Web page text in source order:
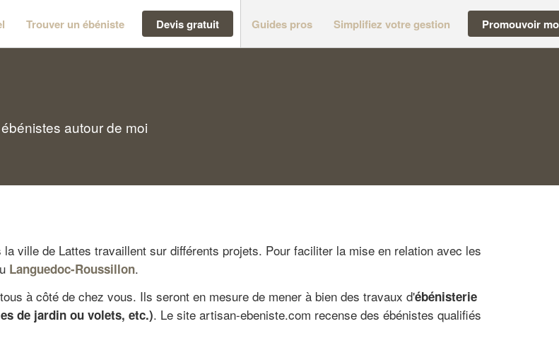
Trouver un ébéniste Devis gratuit Guides pros Simplifiez votre gestion Promouvoir
autour de moi
la ville de Lattes travaillent sur différents projets. Pour faciliter la mise en relation avec les
Languedoc-Roussillon.
à côté de chez vous. Ils seront en mesure de mener à bien des travaux d'ébénisterie
de jardin ou volets, etc.). Le site artisan-ebeniste.com recense des ébénistes qualifiés